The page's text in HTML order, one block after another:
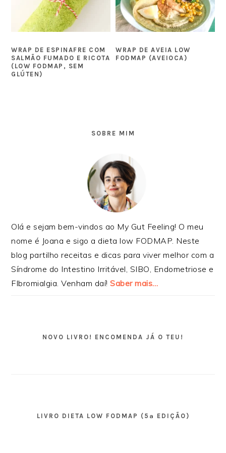
WRAP DE ESPINAFRE COM
SALMÃO FUMADO E RICOTA
(LOW FODMAP, SEM
GLÚTEN)
WRAP DE AVEIA LOW
FODMAP (AVEIOCA)
SOBRE MIM
Olá e sejam bem-vindos ao My Gut Feeling! O meu
nome é Joana e sigo a dieta low FODMAP. Neste
blog partilho receitas e dicas para viver melhor com a
Síndrome do Intestino Irritável, SIBO, Endometriose e
FIbromialgia. Venham daí!Saber mais…
NOVO LIVRO! ENCOMENDA JÁ O TEU!
LIVRO DIETA LOW FODMAP (5ª EDIÇÃO)